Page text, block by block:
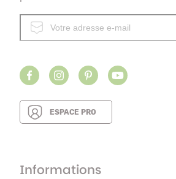
ESPACE PRO
Informations